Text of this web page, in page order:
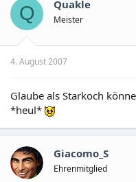
Q Quakle
Meister
4. August 2007
Glaube als Starkoch
*heul*
Giacomo_S
Ehrenmitglied